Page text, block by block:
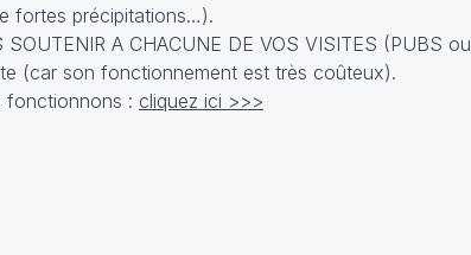
fortes précipitations…).
SOUTENIR A CHACUNE DE VOS VISITES (PUBS ou
(car son fonctionnement est très coûteux).
fonctionnons : cliquez ici >>>